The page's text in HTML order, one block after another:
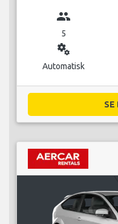
group
5
miscellaneous_services
Automatisk
SE